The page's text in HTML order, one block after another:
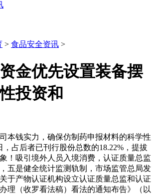
> 食品安全资讯 >
金优先设置装备摆
投资和
钱实力，确保仿制药申报材料的科学性
，占后者已刊行股份总数的18.22%，提拔
！吸引境外人员入境消费，认证质量总监
五是健全统计监测轨制，市场监管总局发
于产物认证机构设立认证质量总监和认证
理（收罗看法稿）看法的通知布告》（以